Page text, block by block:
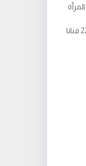
والنشاط الثاني هو هذا المعرض التشكيلي الأول اللذي ضم حوالي 65 عمل فنيا ل22 فنانا